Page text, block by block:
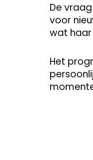
De
voor
wat haar
Het